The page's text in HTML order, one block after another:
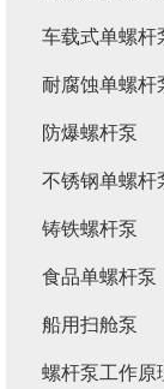
车载式单螺杆
耐腐蚀单螺杆
防爆螺杆泵
不锈钢单螺杆
铸铁螺杆泵
食品单螺杆泵
船用扫舱泵
螺杆泵工作原